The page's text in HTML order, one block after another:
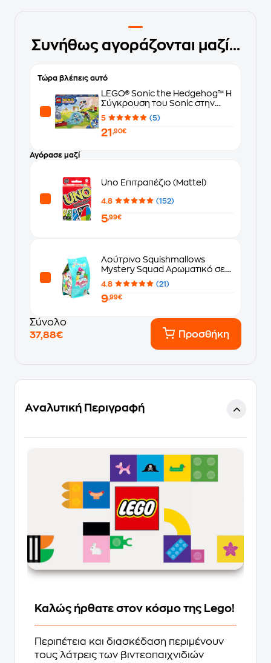
Συνήθως αγοράζονται μαζί...
Τώρα βλέπεις αυτό
LEGO® Sonic the Hedgehog™ Η
Σύγκρουση του Sonic στην
Υπαίθρια Φωτιά (77001)
5 (5)
21 ,90€
Αγόρασε μαζί
Uno Επιτραπέζιο (Mattel)
4.8 (152)
5,99€
Λούτρινο Squishmallows
Mystery Squad Αρωματικό σε
Σακουλάκι Έκπληξη σε 6 Σχέδια
(13cm) - Τυχαία Επιλογή
Σχεδίου
4.8 (21)
9,99€
Σύνολο
37,88€
Προσθήκη
Αναλυτική Περιγραφή
Καλώς ήρθατε στον κόσμο της Lego!
Περιπέτεια και διασκέδαση περιμένουν
τους λάτρεις των βιντεοπαιχνιδιών